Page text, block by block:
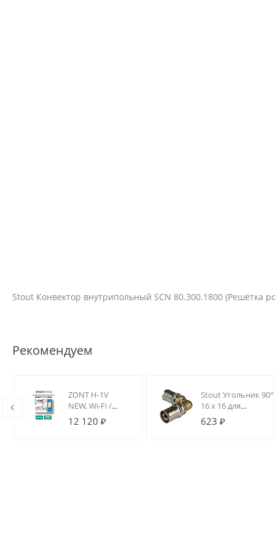
Stout Конвектор внутрипольный SCN 80.300.1800 (Решётка
Рекомендуем
ZONT H-1V
NEW, Wi-Fi /
GSM термостат
для котлов на
12 120 ₽
Stout Угольник 90°
16 х 16 для
труб прессовой
623 ₽